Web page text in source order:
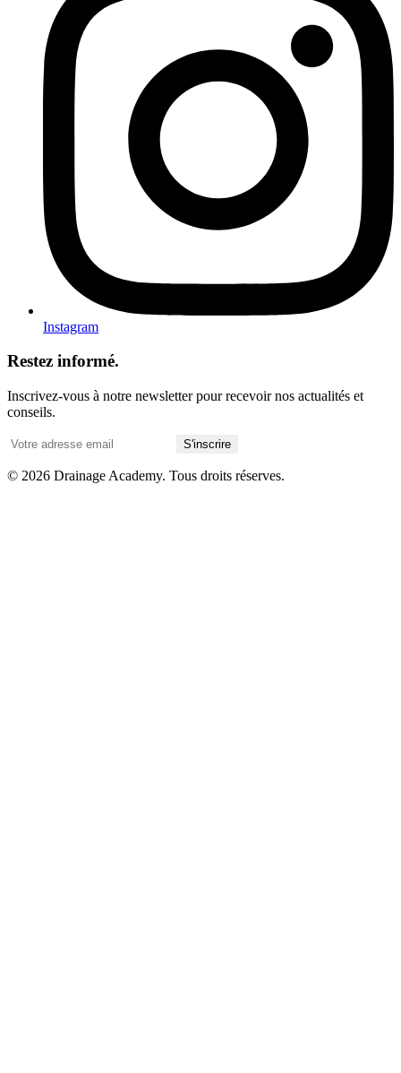
Instagram
Restez informé.
Inscrivez-vous à notre newsletter pour recevoir nos actualités et
conseils.
S'inscrire
© 2026 Drainage Academy. Tous droits réserves.